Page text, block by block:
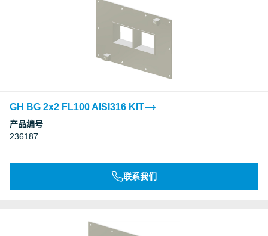
GH BG 2x2 FL100 AISI316 KIT
产品编号
236187
联系我们